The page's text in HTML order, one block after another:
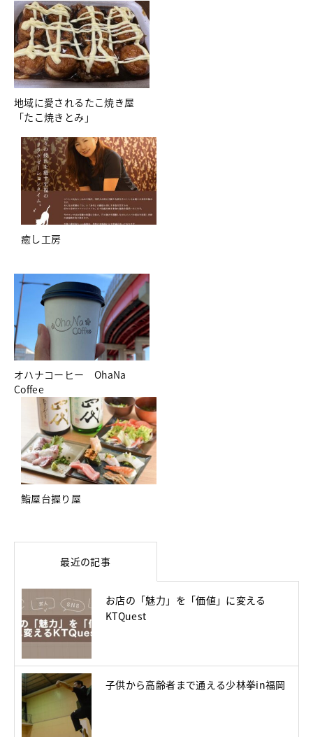
地域に愛されるたこ焼き屋
「たこ焼きとみ」
癒し工房
オハナコーヒー OhaNa
Coffee
鮨屋台握り屋
最近の記事
お店の「魅力」を「価値」に変える
KTQuest
子供から高齢者まで通える少林拳in福岡